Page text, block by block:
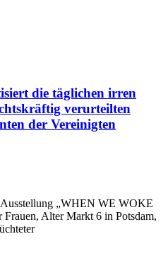
die täglichen irren
verurteilten
der Vereinigten
„WHEN WE WOKE
Alter Markt 6 in Potsdam,